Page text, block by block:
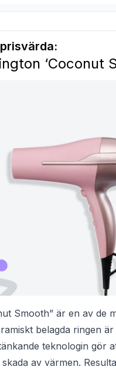
‘Coconut
Smooth” är en av de
belagda ringen
teknologin gör
skada av värmen.